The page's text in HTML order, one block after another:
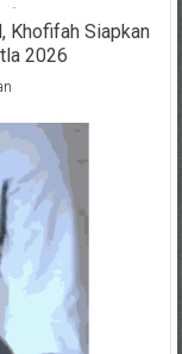
Khofifah Siapkan
2026
pada
Status
Lumbung
Pangan
Nasional,
Khofifah
Siapkan
Kekeringan
Karhutla